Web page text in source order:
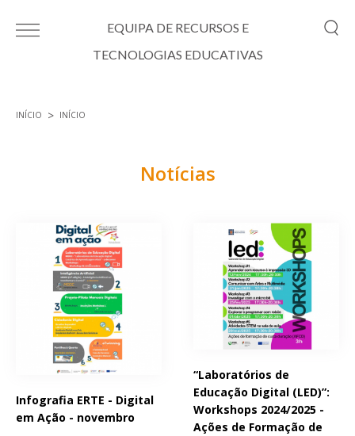
EQUIPA DE RECURSOS E
TECNOLOGIAS EDUCATIVAS
INÍCIO INÍCIO
Notícias
Infografia ERTE - Digital
em Ação - novembro
“Laboratórios de
Educação Digital (LED)”:
Workshops 2024/2025 -
Ações de Formação de
Páginas